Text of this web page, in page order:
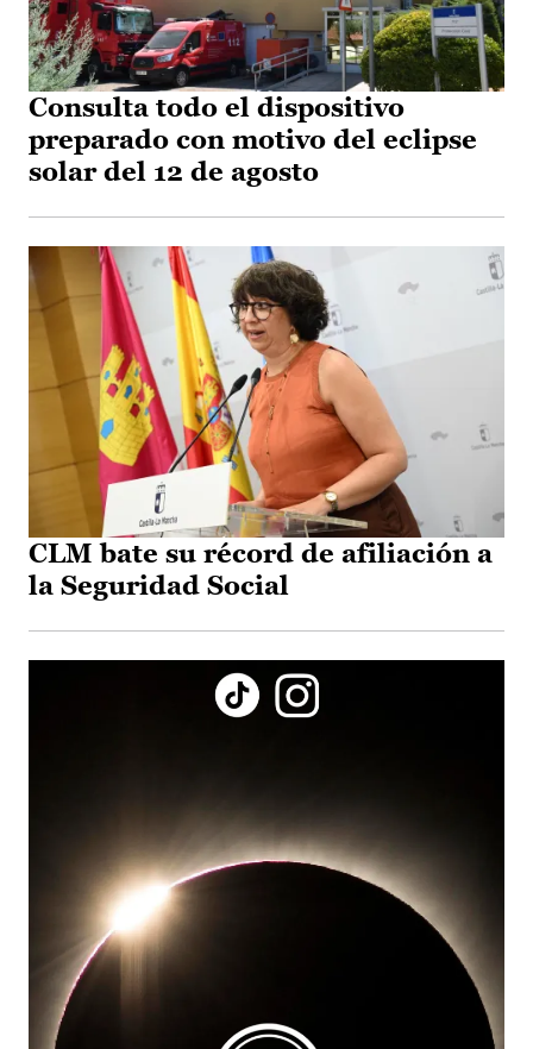
Consulta todo el dispositivo
preparado con motivo del eclipse
solar del 12 de agosto
CLM bate su récord de afiliación a
la Seguridad Social